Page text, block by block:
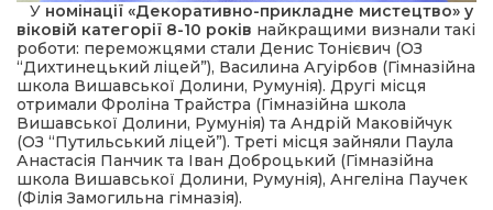
У номінації «Декоративно-прикладне мистецтво» у
віковій категорії 8-10 років найкращими визнали такі
роботи: переможцями стали Денис Тонієвич (ОЗ
“Дихтинецький ліцей”), Василина Агуірбов (Гімназійна
школа Вишавської Долини, Румунія). Другі місця
отримали Фроліна Трайстра (Гімназійна школа
Вишавської Долини, Румунія) та Андрій Маковійчук
(ОЗ “Путильський ліцей”). Треті місця зайняли Паула
Анастасія Панчик та Іван Доброцький (Гімназійна
школа Вишавської Долини, Румунія), Ангеліна Паучек
(Філія Замогильна гімназія).